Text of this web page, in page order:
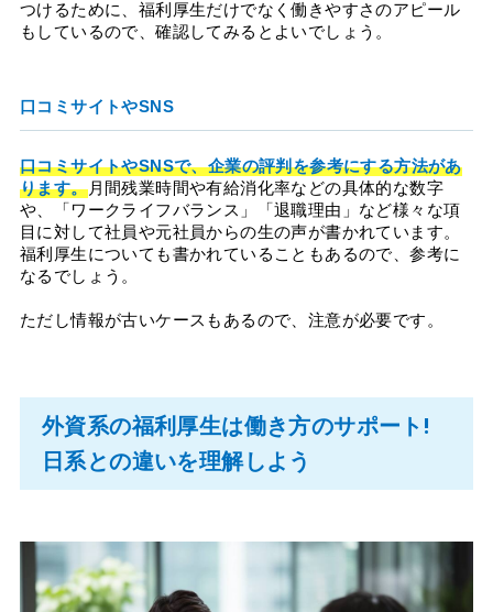
つけるために、福利厚生だけでなく働きやすさのアピール
もしているので、確認してみるとよいでしょう。
口コミサイトやSNS
口コミサイトやSNSで、企業の評判を参考にする方法があ
ります。月間残業時間や有給消化率などの具体的な数字
や、「ワークライフバランス」「退職理由」など様々な項
目に対して社員や元社員からの生の声が書かれています。
福利厚生についても書かれていることもあるので、参考に
なるでしょう。
ただし情報が古いケースもあるので、注意が必要です。
外資系の福利厚生は働き方のサポート!
日系との違いを理解しよう